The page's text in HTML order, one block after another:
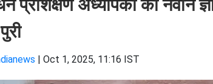
प्रशिक्षण अध्यापकों को नवीन
| Oct 1, 2025, 11:16 IST